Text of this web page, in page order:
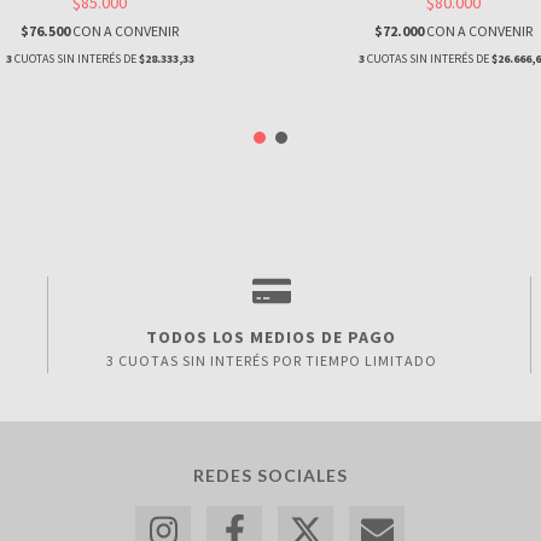
$76.500CON A CONVENIR
3CUOTAS SIN INTERÉS DE$28.333,33
$72.000CON A CONVENIR
3CUOTAS SIN INTERÉS DE
TODOS LOS MEDIOS DE PAGO
3 CUOTAS SIN INTERÉS POR TIEMPO LIMITADO
REDES SOCIALES